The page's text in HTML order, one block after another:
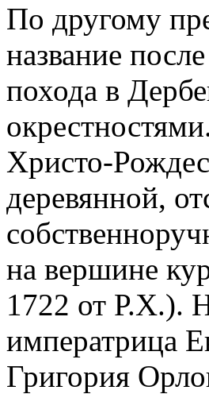
По другому
название
похода в
Христо-
деревянной,
на вершине
1722 от Р.Х.).
императрица
Григория